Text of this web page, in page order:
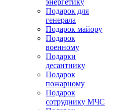
энергетику
Подарок для
генерала
Подарок майору
Подарок
военному
Подарки
десантнику
Подарок
пожарному
Подарок
сотруднику МЧС